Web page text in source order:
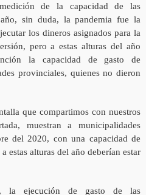
de la capacidad de las
año, sin duda, la pandemia fue la
los dineros asignados para la
pero a estas alturas del año
la capacidad de gasto de
provinciales, quienes no dieron
que compartimos con nuestros
muestran a municipalidades
del 2020, con una capacidad de
estas alturas del año deberían estar
la ejecución de gasto de las